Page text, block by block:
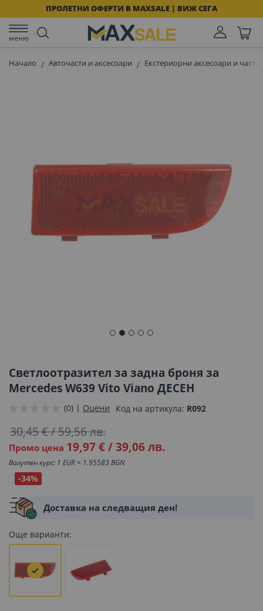
ПРОЛЕТНИ ОФЕРТИ В MAXSALE | ВИЖ СЕГА
меню
Начало Авточасти и аксесоари Екстериорни аксесоари и части
изображенията
началото
на
галерия
Светлоотразител за задна броня за
Mercedes W639 Vito Viano ДЕСЕН
(0) | Оцени Код на артикула R092
Промо цена 19,97 €/39,06 лв.
30,45 €/59,56 лв.
Валутен курс: 1 EUR = 1.95583 BGN
-34%
Доставка на следващия ден!
Още варианти: